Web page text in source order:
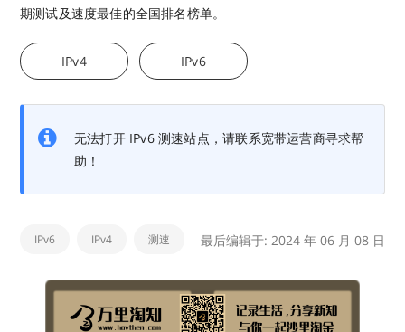
期测试及速度最佳的全国排名榜单。
IPv4 IPv6
无法打开 IPv6 测速站点，请联系宽带运营商寻求帮
助！
IPv6 IPv4 测速 最后编辑于: 2024 年 06 月 08 日